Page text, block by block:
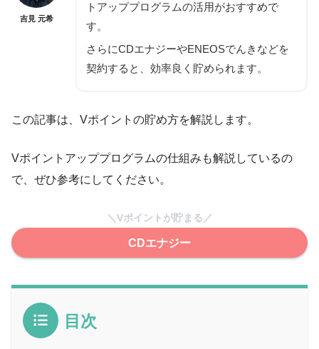
吉見 元希
トアッププログラムの活用がおすすめで
す。
さらにCDエナジーやENEOSでんきなどを
契約すると、効率良く貯められます。
この記事は、Vポイントの貯め方を解説します。
Vポイントアッププログラムの仕組みも解説しているの
で、ぜひ参考にしてください。
＼Vポイントが貯まる／
CDエナジー
目次